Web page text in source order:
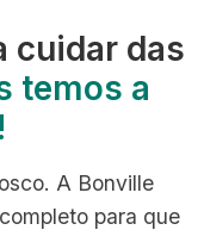
cuidar das
temos a
A Bonville
para que